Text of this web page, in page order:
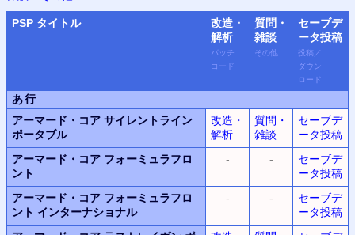
PSP タイトル
改造・
解析
パッチ
コード
質問・
雑談
その他
セーブデ
ータ投稿
投稿 ／
ダウン
ロード
あ行
アーマード・コア サイレントライン
ポータブル
改造・
解析
質問・
雑談
セーブデ
ータ投稿
アーマード・コア フォーミュラフロ
ント
- -
セーブデ
ータ投稿
アーマード・コア フォーミュラフロ
ント インターナショナル
- -
セーブデ
ータ投稿